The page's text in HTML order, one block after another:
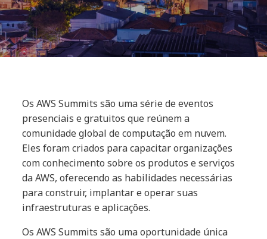
Os AWS Summits são uma série de eventos
presenciais e gratuitos que reúnem a
comunidade global de computação em nuvem.
Eles foram criados para capacitar organizações
com conhecimento sobre os produtos e serviços
da AWS, oferecendo as habilidades necessárias
para construir, implantar e operar suas
infraestruturas e aplicações.
Os AWS Summits são uma oportunidade única